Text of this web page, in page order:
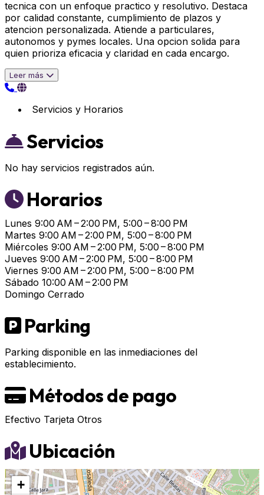
tecnica con un enfoque practico y resolutivo. Destaca
por calidad constante, cumplimiento de plazos y
atencion personalizada. Atiende a particulares,
autonomos y pymes locales. Una opcion solida para
quien prioriza eficacia y claridad en cada encargo.
Leer más
Servicios y Horarios
Servicios
No hay servicios registrados aún.
Horarios
Lunes 9:00 AM – 2:00 PM, 5:00 – 8:00 PM
Martes 9:00 AM – 2:00 PM, 5:00 – 8:00 PM
Miércoles 9:00 AM – 2:00 PM, 5:00 – 8:00 PM
Jueves 9:00 AM – 2:00 PM, 5:00 – 8:00 PM
Viernes 9:00 AM – 2:00 PM, 5:00 – 8:00 PM
Sábado 10:00 AM – 2:00 PM
Domingo Cerrado
Parking
Parking disponible en las inmediaciones del
establecimiento.
Métodos de pago
Efectivo Tarjeta Otros
Ubicación
+